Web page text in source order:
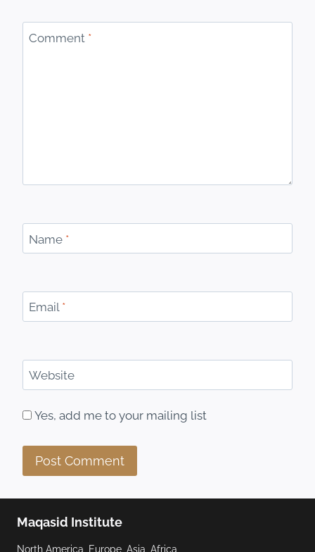
Comment *
Name *
Email *
Website
Yes, add me to your mailing list
Maqasid Institute
North America, Europe, Asia, Africa